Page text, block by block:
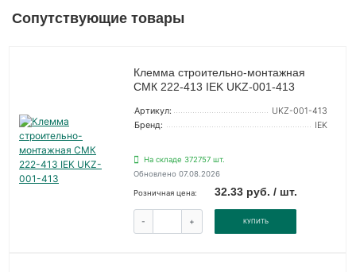
Сопутствующие товары
Клемма строительно-монтажная
СМК 222-413 IEK UKZ-001-413
Артикул:
UKZ-001-413
Бренд:
IEK
На складе 372757 шт.
Обновлено 07.08.2026
Розничная цена: 32.33 руб. / шт.
- + КУПИТЬ